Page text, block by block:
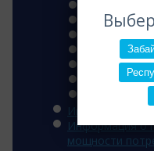
2019 год
2018 год
2017 год
2016 год
2015 год
Информация о
мощности